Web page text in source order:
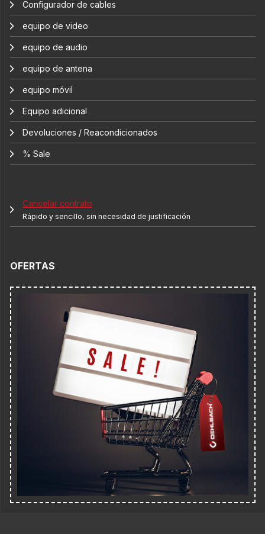
Configurador de cables
equipo de video
equipo de audio
equipo de antena
equipo móvil
Equipo adicional
Devoluciones / Reacondicionados
% Sale
Cancelar contrato
Rápido y sencillo, sin necesidad de justificación
OFERTAS